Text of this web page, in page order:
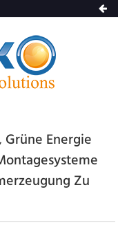
Energie
Zu